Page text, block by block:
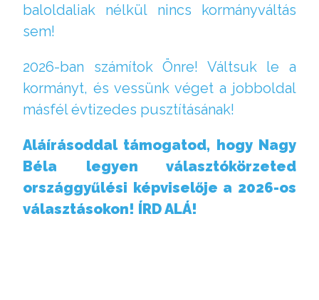
baloldaliak nélkül nincs kormányváltás
sem!
2026-ban számítok Önre! Váltsuk le a
kormányt, és vessünk véget a jobboldal
másfél évtizedes pusztításának!
Aláírásoddal támogatod, hogy Nagy
Béla legyen választókörzeted
országgyűlési képviselője a 2026-os
választásokon! ÍRD ALÁ!